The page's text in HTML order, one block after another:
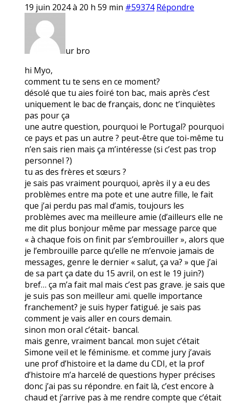
19 juin 2024 à 20 h 59 min #59374 Répondre
ur bro
hi Myo,
comment tu te sens en ce moment?
désolé que tu aies foiré ton bac, mais après c’est
uniquement le bac de français, donc ne t’inquiètes
pas pour ça
une autre question, pourquoi le Portugal? pourquoi
ce pays et pas un autre ? peut-être que toi-même tu
n’en sais rien mais ça m’intéresse (si c’est pas trop
personnel ?)
tu as des frères et sœurs ?
je sais pas vraiment pourquoi, après il y a eu des
problèmes entre ma pote et une autre fille, le fait
que j’ai perdu pas mal d’amis, toujours les
problèmes avec ma meilleure amie (d’ailleurs elle ne
me dit plus bonjour même par message parce que
« à chaque fois on finit par s’embrouiller », alors que
je l’embrouille parce qu’elle ne m’envoie jamais de
messages, genre le dernier « salut, ça va? » que j’ai
de sa part ça date du 15 avril, on est le 19 juin?)
bref… ça m’a fait mal mais c’est pas grave. je sais que
je suis pas son meilleur ami. quelle importance
franchement? je suis hyper fatigué. je sais pas
comment je vais aller en cours demain.
sinon mon oral c’était- bancal.
mais genre, vraiment bancal. mon sujet c’était
Simone veil et le féminisme. et comme jury j’avais
une prof d’histoire et la dame du CDI, et la prof
d’histoire m’a harcelé de questions hyper précises
donc j’ai pas su répondre. en fait là, c’est encore à
chaud et j’arrive pas à me rendre compte que c’était